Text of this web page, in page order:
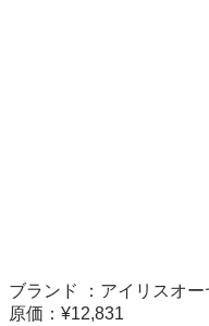
ブランド ：アイリスオ
原価：¥12,831